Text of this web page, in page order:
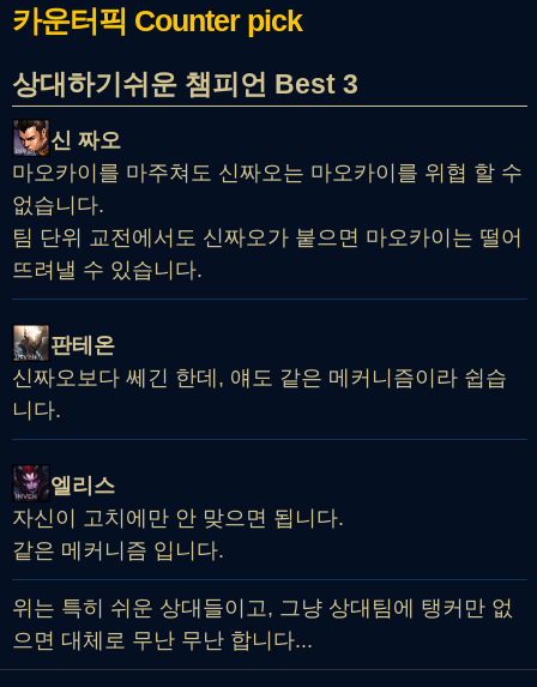
카운터픽 Counter pick
상대하기쉬운 챔피언 Best 3
신 짜오
마오카이를 마주쳐도 신짜오는 마오카이를 위협 할 수
없습니다.
팀 단위 교전에서도 신짜오가 붙으면 마오카이는 떨어
뜨려낼 수 있습니다.
판테온
신짜오보다 쎄긴 한데, 얘도 같은 메커니즘이라 쉽습
니다.
엘리스
자신이 고치에만 안 맞으면 됩니다.
같은 메커니즘 입니다.
위는 특히 쉬운 상대들이고, 그냥 상대팀에 탱커만 없
으면 대체로 무난 무난 합니다...